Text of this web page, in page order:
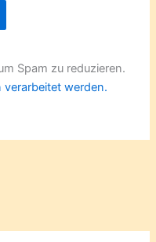
Spam zu reduzieren.
verarbeitet werden.